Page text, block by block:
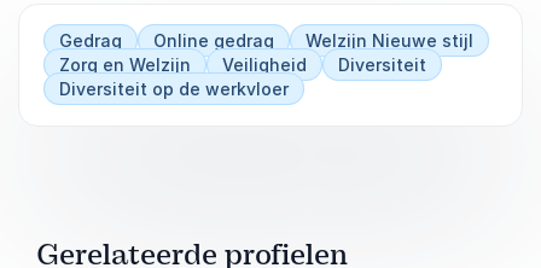
Gedrag Online gedrag
Welzijn Nieuwe stijl
Zorg en Welzijn
Veiligheid
Diversiteit
Diversiteit op de werkvloer
Gerelateerde profielen